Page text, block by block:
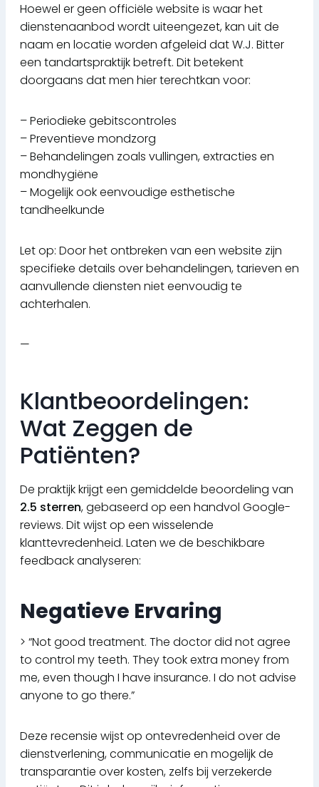
Hoewel er geen officiële website is waar het
dienstenaanbod wordt uiteengezet, kan uit de
naam en locatie worden afgeleid dat W.J. Bitter
een tandartspraktijk betreft. Dit betekent
doorgaans dat men hier terechtkan voor:
– Periodieke gebitscontroles
– Preventieve mondzorg
– Behandelingen zoals vullingen, extracties en
mondhygiëne
– Mogelijk ook eenvoudige esthetische
tandheelkunde
Let op: Door het ontbreken van een website zijn
specifieke details over behandelingen, tarieven en
aanvullende diensten niet eenvoudig te
achterhalen.
—
Klantbeoordelingen:
Wat Zeggen de
Patiënten?
De praktijk krijgt een gemiddelde beoordeling van
2.5 sterren, gebaseerd op een handvol Google-
reviews. Dit wijst op een wisselende
klanttevredenheid. Laten we de beschikbare
feedback analyseren:
Negatieve Ervaring
> “Not good treatment. The doctor did not agree
to control my teeth. They took extra money from
me, even though I have insurance. I do not advise
anyone to go there.”
Deze recensie wijst op ontevredenheid over de
dienstverlening, communicatie en mogelijk de
transparantie over kosten, zelfs bij verzekerde